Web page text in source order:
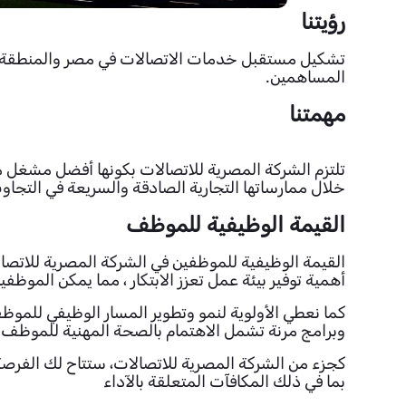
رؤيتنا
تشكيل مستقبل خدمات الاتصالات في مصر والمنطقة
المساهمين.
مهمتنا
تلتزم الشركة المصرية للاتصالات بكونها أفضل
خلال ممارساتها التجارية الصادقة والسريعة في
القيمة الوظيفية للموظف
أهمية توفير بيئة عمل تعزز الابتكار ، مما يمكن
وبرامج مرنة تشمل الاهتمام بالصحة المهنية للموظف
بما في ذلك المكافآت المتعلقة بالآداء